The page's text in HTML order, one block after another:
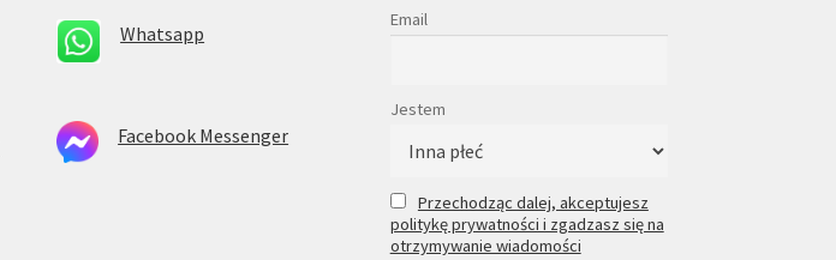
Whatsapp
Facebook Messenger
Email
Jestem
Przechodząc dalej, akceptujesz
politykę prywatności i zgadzasz się na
otrzymywanie wiadomości